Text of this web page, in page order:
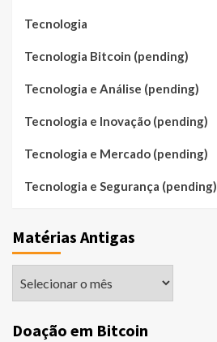
Tecnologia
Tecnologia Bitcoin (pending)
Tecnologia e Análise (pending)
Tecnologia e Inovação (pending)
Tecnologia e Mercado (pending)
Tecnologia e Segurança (pending)
Matérias Antigas
Doação em Bitcoin